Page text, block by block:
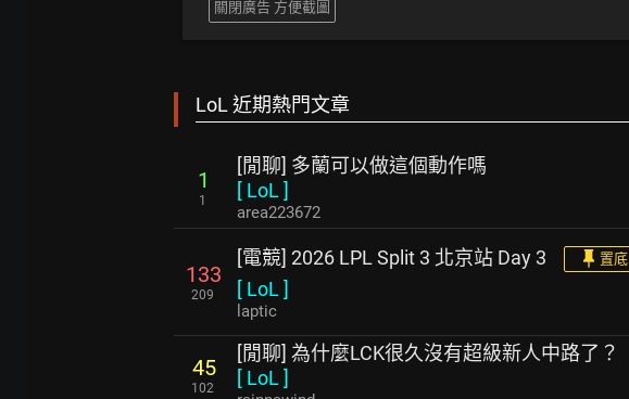
關閉廣告 方便截圖
LoL 近期熱門文章
1
1
[閒聊] 多蘭可以做這個動作嗎
[ LoL ]
area223672
133
209
[電競] 2026 LPL Split 3 北京站 Day 3 置底
[ LoL ]
laptic
45
102
[閒聊] 為什麼LCK很久沒有超級新人中路了？
[ LoL ]